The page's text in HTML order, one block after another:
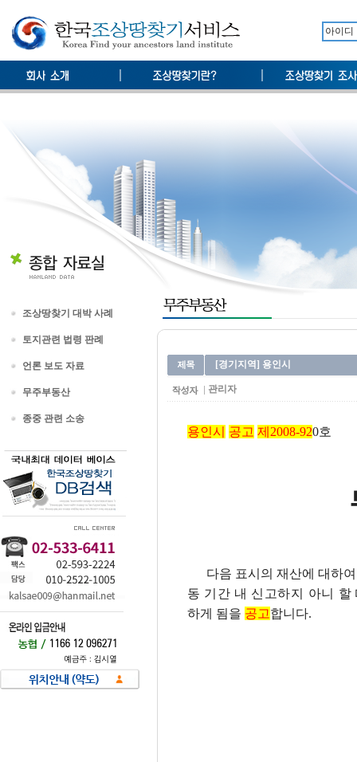
조상땅찾기 대박 사례
토지관련 법령 판례
언론 보도 자료
무주부동산
종중 관련 소송
[경기지역] 용인시
관리자
용인시 공고 제2008-920호
다음 표시의 재산에 대하여
동 기간 내 신고하지 아니
하게 됨을 공고합니다.